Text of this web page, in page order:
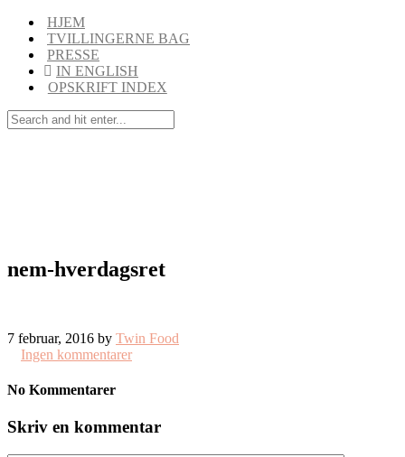
HJEM
TVILLINGERNE BAG
PRESSE
IN ENGLISH
OPSKRIFT INDEX
nem-hverdagsret
7 februar, 2016 by Twin Food
Ingen kommentarer
No Kommentarer
Skriv en kommentar